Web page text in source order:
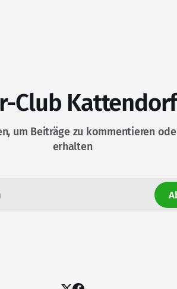
Club Kattendorf
um Beiträge zu kommentieren
erhalten